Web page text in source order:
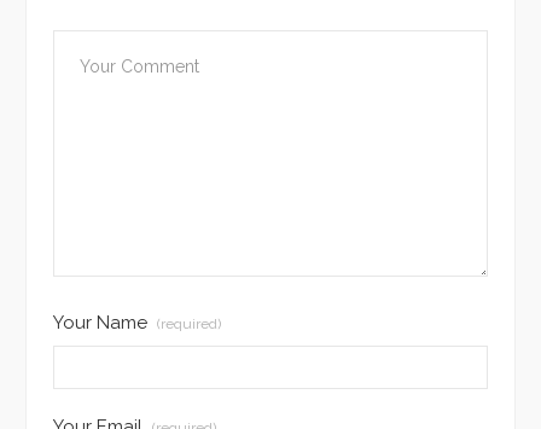
Your Name (required)